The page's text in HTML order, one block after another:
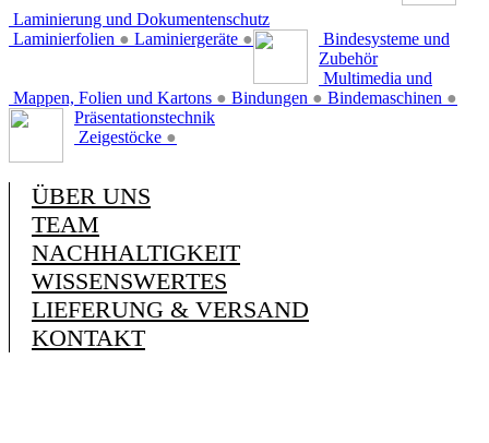
Laminierung und Dokumentenschutz
Laminierfolien ● Laminiergeräte ●
Bindesysteme und
Zubehör
Mappen, Folien und Kartons ● Bindungen ● Bindemaschinen ●
Multimedia und
Präsentationstechnik
Zeigestöcke ●
ÜBER UNS
TEAM
NACHHALTIGKEIT
WISSENSWERTES
LIEFERUNG & VERSAND
KONTAKT